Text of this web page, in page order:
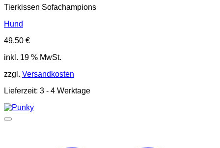
Tierkissen Sofachampions
Hund
49,50 €
inkl. 19 % MwSt.
zzgl. Versandkosten
Lieferzeit: 3 - 4 Werktage